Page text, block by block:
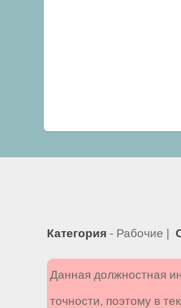
Категория - Рабочие |
Данная должностная
точности, поэтому в